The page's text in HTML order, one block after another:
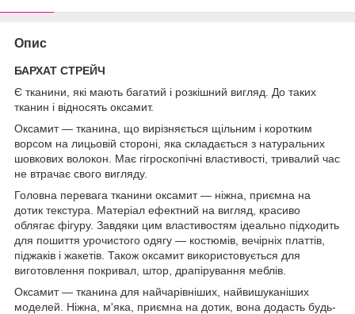
Опис
БАРХАТ СТРЕЙЧ
Є тканини, які мають багатий і розкішний вигляд. До таких
тканин і відносять оксамит.
Оксамит — тканина, що вирізняється щільним і коротким
ворсом на лицьовій стороні, яка складається з натуральних
шовкових волокон. Має гігроскопічні властивості, тривалий час
не втрачає свого вигляду.
Головна перевага тканини оксамит — ніжна, приємна на
дотик текстура. Матеріал ефектний на вигляд, красиво
облягає фігуру. Завдяки цим властивостям ідеально підходить
для пошиття урочистого одягу — костюмів, вечірніх платтів,
піджаків і жакетів. Також оксамит використовується для
виготовлення покривал, штор, драпірування меблів.
Оксамит — тканина для найчарівніших, найвишуканіших
моделей. Ніжна, м'яка, приємна на дотик, вона додасть будь-